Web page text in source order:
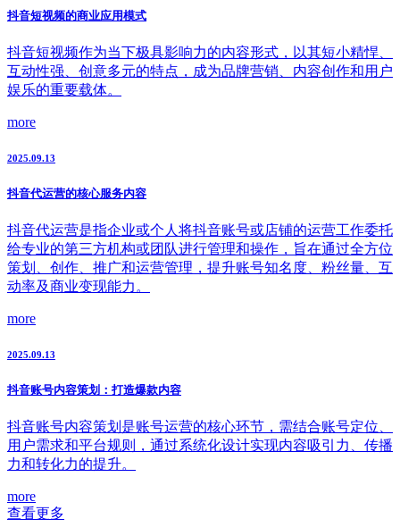
抖音短视频的商业应用模式
抖音短视频作为当下极具影响力的内容形式，以其短小精悍、
互动性强、创意多元的特点，成为品牌营销、内容创作和用户
娱乐的重要载体。
more
2025.09.13
抖音代运营的核心服务内容
抖音代运营是指企业或个人将抖音账号或店铺的运营工作委托
给专业的第三方机构或团队进行管理和操作，旨在通过全方位
策划、创作、推广和运营管理，提升账号知名度、粉丝量、互
动率及商业变现能力。
more
2025.09.13
抖音账号内容策划：打造爆款内容
抖音账号内容策划是账号运营的核心环节，需结合账号定位、
用户需求和平台规则，通过系统化设计实现内容吸引力、传播
力和转化力的提升。
more
查看更多